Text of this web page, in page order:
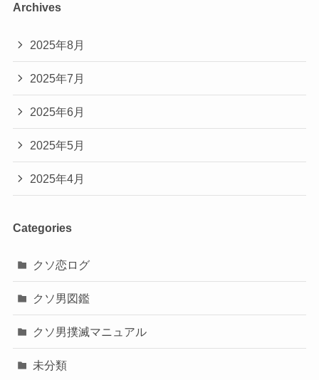
Archives
2025年8月
2025年7月
2025年6月
2025年5月
2025年4月
Categories
クソ恋ログ
クソ男図鑑
クソ男撲滅マニュアル
未分類